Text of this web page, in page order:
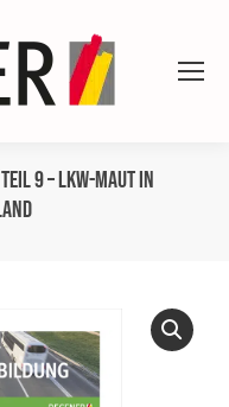
9 – Lkw-Maut in